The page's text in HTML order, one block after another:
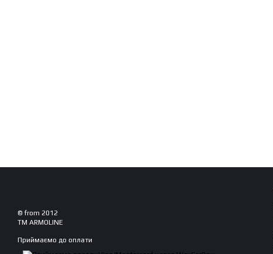
© from 2012
TM ARMOLINE
Приймаємо до оплати